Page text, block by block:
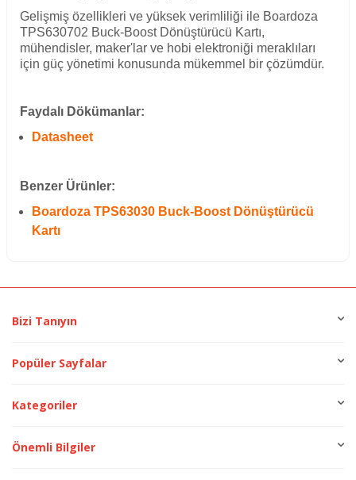
Gelişmiş özellikleri ve yüksek verimliliği ile Boardoza
TPS630702 Buck-Boost Dönüştürücü Kartı,
mühendisler, maker'lar ve hobi elektroniği meraklıları
için güç yönetimi konusunda mükemmel bir çözümdür.
Faydalı Dökümanlar:
Datasheet
Benzer Ürünler:
Boardoza TPS63030 Buck-Boost Dönüştürücü
Kartı
Bizi Tanıyın
Popüler Sayfalar
Kategoriler
Önemli Bilgiler